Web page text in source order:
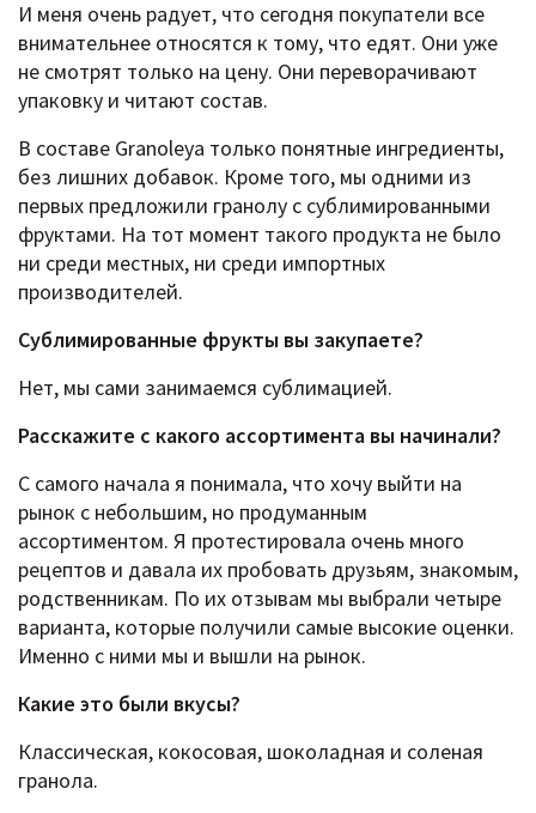
И меня очень радует, что сегодня покупатели все
внимательнее относятся к тому, что едят. Они уже
не смотрят только на цену. Они переворачивают
упаковку и читают состав.
В составе Granoleya только понятные ингредиенты,
без лишних добавок. Кроме того, мы одними из
первых предложили гранолу с сублимированными
фруктами. На тот момент такого продукта не было
ни среди местных, ни среди импортных
производителей.
Сублимированные фрукты вы закупаете?
Нет, мы сами занимаемся сублимацией.
Расскажите c какого ассортимента вы начинали?
С самого начала я понимала, что хочу выйти на
рынок с небольшим, но продуманным
ассортиментом. Я протестировала очень много
рецептов и давала их пробовать друзьям, знакомым,
родственникам. По их отзывам мы выбрали четыре
варианта, которые получили самые высокие оценки.
Именно с ними мы и вышли на рынок.
Какие это были вкусы?
Классическая, кокосовая, шоколадная и соленая
гранола.